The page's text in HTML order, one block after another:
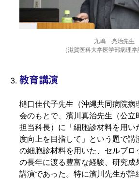
九嶋 亮治先生
（滋賀医科大学医学部病理学
教育講演
樋口佳代子先生（沖縄共同病院病
会のもとで、濱川真治先生（公立
担当科長）に「細胞診材料を用い
度向上を目指して」という題で講
の細胞診材料を用いた、セルブロ
の長年に渡る豊富な経験、研究成
講演であった。特に濱川先生が詳